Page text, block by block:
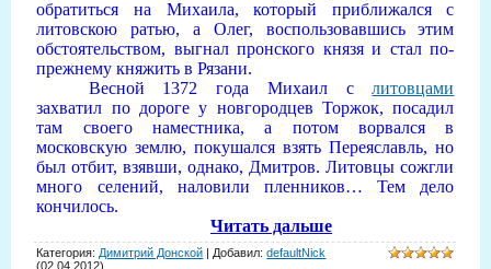
обратиться на Михаила, который приближался с
литовскою ратью, а Олег, воспользовавшись этим
обстоятельством, выгнал пронского князя и стал по-
прежнему княжить в Рязани.
Весной 1372 года Михаил слитовцами
захватил по дороге у новгородцев Торжок, посадил
там своего наместника, а потом ворвался в
московскую землю, покушался взять Переяславль, но
был отбит, взявши, однако, Дмитров. Литовцы сожгли
много селений, наловили пленников… Тем дело
кончилось.
Читать дальше
Категория: Димитрий Донской | Добавил:defaultNick
(02.04.2012)